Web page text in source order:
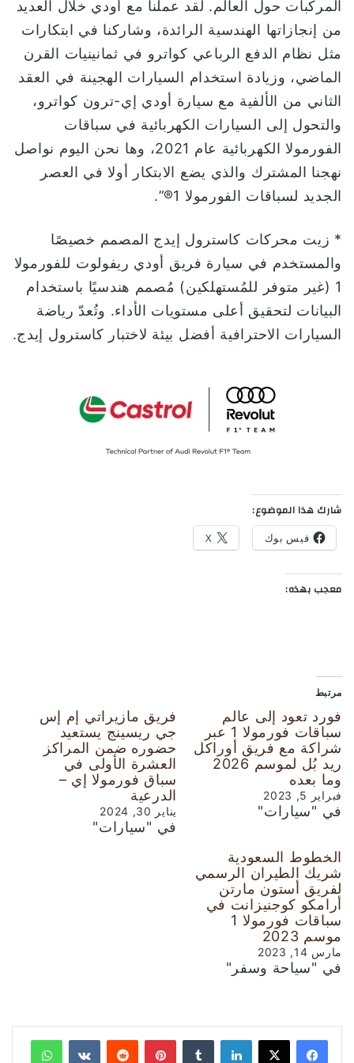
المركبات حول العالم. لقد عملنا مع أودي خلال العديد
من إنجازاتها الهندسية الرائدة، وشاركنا في ابتكارات
مثل نظام الدفع الرباعي كواترو في ثمانينيات القرن
الماضي، وزيادة استخدام السيارات الهجينة في العقد
الثاني من الألفية مع سيارة أودي إي-ترون كواترو،
والتحول إلى السيارات الكهربائية في سباقات
الفورمولا الكهربائية عام 2021، وها نحن اليوم نواصل
نهجنا المشترك والذي يضع الابتكار أولا في العصر
الجديد لسباقات الفورمولا 1®”.
* زيت محركات كاسترول إيدج المصمم خصيصًا
والمستخدم في سيارة فريق أودي ريفولوت للفورمولا
1 (غير متوفر للمُستهلكين) مُصمم هندسيًا باستخدام
البيانات لتحقيق أعلى مستويات الأداء. وتُعدّ رياضة
السيارات الاحترافية أفضل بيئة لاختبار كاسترول إيدج.
شارك هذا الموضوع:
فيس بوك X
معجب بهذه:
مرتبط
فورد تعود إلى عالم
سباقات فورمولا 1 عبر
شراكة مع فريق أوراكل
ريد بُل لموسم 2026
وما بعده
فبراير 5, 2023
في "سيارات"
فريق مازيراتي إم إس
جي ريسينج يستعيد
حضوره ضمن المراكز
العشرة الأولى في
سباق فورمولا إي –
الدرعية
يناير 30, 2024
في "سيارات"
الخطوط السعودية
شريك الطيران الرسمي
لفريق أستون مارتن
أرامكو كوجنيزانت في
سباقات فورمولا 1
موسم 2023
مارس 14, 2023
في "سياحة وسفر"
لينكدإن بينتيريست